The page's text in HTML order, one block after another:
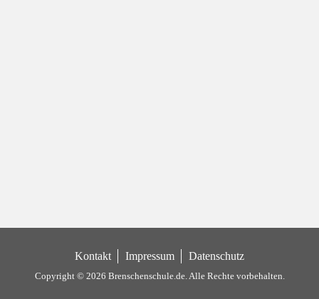
Copyright © 2026 Brenschenschule.de.Alle Rechte vorbehalten.
Kontakt Impressum Datenschutz